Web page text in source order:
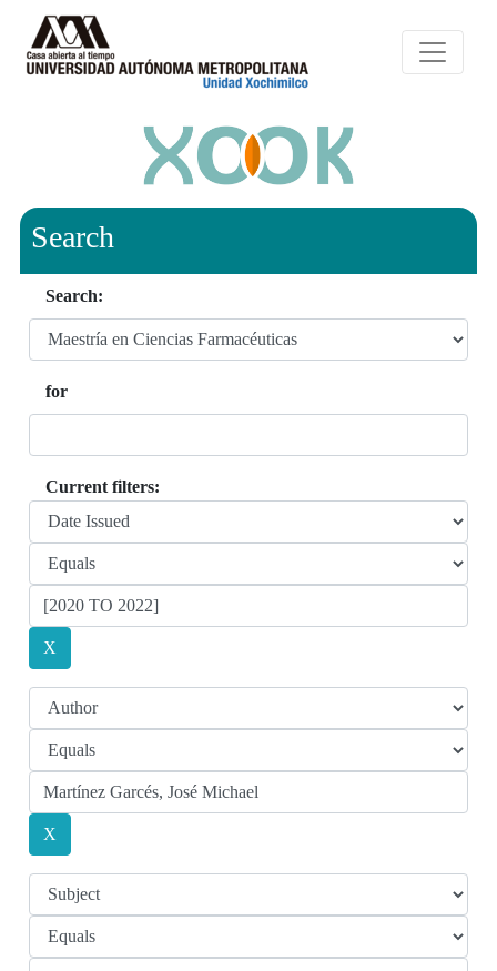
Search
Search:
for
Current filters: